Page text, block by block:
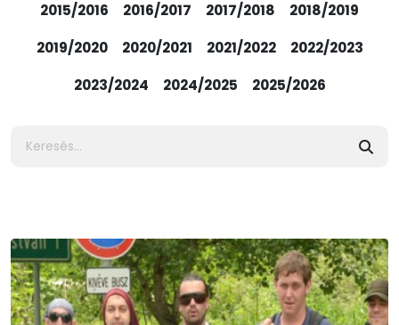
2015/2016
2016/2017 2017/2018
2018/2019
2019/2020
2020/2021 2021/2022
2022/2023
2023/2024
2024/2025 2025/2026